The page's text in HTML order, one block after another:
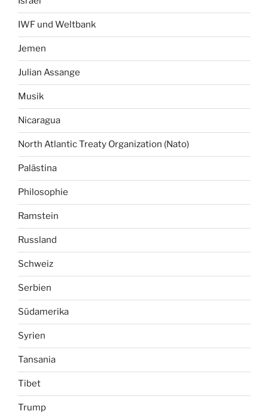
IWF und Weltbank
Jemen
Julian Assange
Musik
Nicaragua
North Atlantic Treaty Organization (Nato)
Palästina
Philosophie
Ramstein
Russland
Schweiz
Serbien
Südamerika
Syrien
Tansania
Tibet
Trump